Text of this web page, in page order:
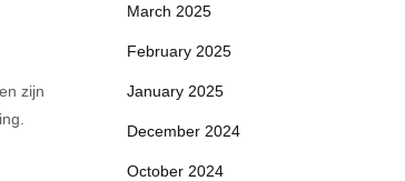
zijn
March 2025
February 2025
January 2025
December 2024
October 2024